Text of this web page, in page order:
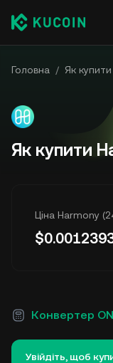
Головна / Як
Як купити
Ціна Harmony
$
Конвертер
Увійдіть, щоб